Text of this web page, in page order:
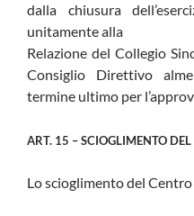
dalla chiusura
unitamente alla
Relazione del Collegio
Consiglio Direttivo
termine ultimo per
ART. 15 – SCIOGLIMENTO
Lo scioglimento del